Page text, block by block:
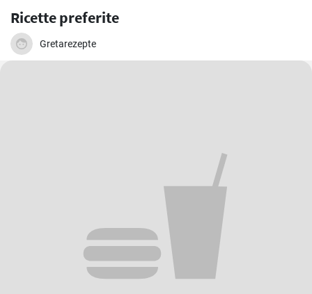
Ricette preferite
Gretarezepte